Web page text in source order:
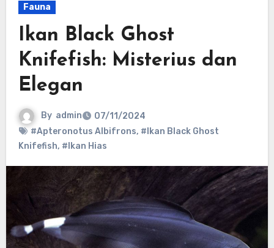
Fauna
Ikan Black Ghost
Knifefish: Misterius dan
Elegan
By admin
07/11/2024
#Apteronotus Albifrons, #Ikan Black Ghost
Knifefish, #Ikan Hias